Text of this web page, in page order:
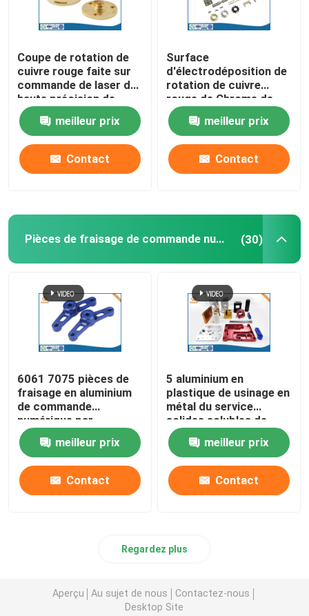
Coupe de rotation de
cuivre rouge faite sur
commande de laser de
haute précision de
service de commande
numérique par
ordinateur
meilleur prix
Contact
Surface
d'électrodéposition de
rotation de cuivre
rouge de Chrome de
pièces de commande
numérique par
ordinateur de haute
précision
meilleur prix
Contact
Pièces de fraisage de commande numérique par ordinateur (30)
6061 7075 pièces de
fraisage en aluminium
de commande
numérique par
ordinateur pour le peu
de peinture de machine
meilleur prix
Contact
5 aluminium en
plastique de usinage en
métal du service
solides solubles de
tour de commande
numérique par
ordinateur d'axe
meilleur prix
Contact
Regardez plus
Aperçu Au sujet de nous
Contactez-nous
Desktop Site